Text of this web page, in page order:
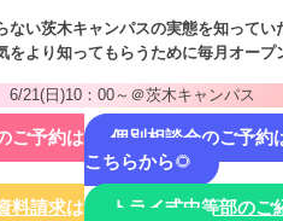
い茨木キャンパスの実態を知ってい
をより知ってもらうために毎月オープ
日)10：00～＠茨木キャンパス
ご予約は
個別相談会のご予約
こちらから🌻
料請求は トライ式中等部のご